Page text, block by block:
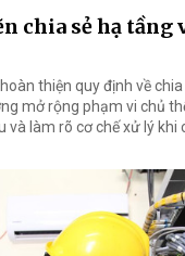
chia sẻ hạ
thiện quy định về
mở rộng phạm vi chủ
và làm rõ cơ chế xử lý khi